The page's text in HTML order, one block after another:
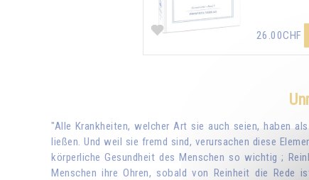
26.00CHF
"Alle Krankheiten, welcher Art sie auch seien, haben
ließen. Und weil sie fremd sind, verursachen diese
körperliche Gesundheit des Menschen so wichtig ;
Menschen ihre Ohren, sobald von Reinheit die Rede